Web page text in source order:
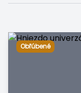
Obľúbené